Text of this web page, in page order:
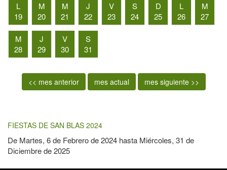
L
19
M
20
M
21
J
22
V
23
S
24
D
25
L
26
M
27
M
28
J
29
V
30
S
31
<< mes anterior mes actual mes siguiente >>
FIESTAS DE SAN BLAS 2024
De Martes, 6 de Febrero de 2024 hasta Miércoles, 31 de
Diciembre de 2025